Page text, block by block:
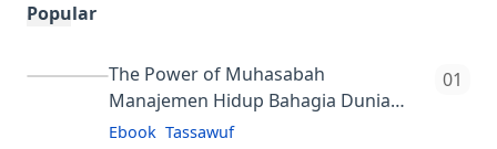
Popular
The Power of Muhasabah
Manajemen Hidup Bahagia Dunia
Akhirat
Ebook Tassawuf